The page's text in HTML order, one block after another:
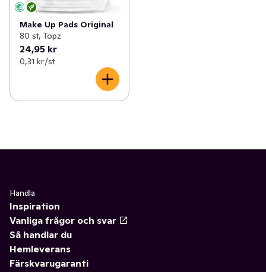
Make Up Pads Original
80 st, Topz
24,95 kr
0,31 kr /st
Handla
Inspiration
Vanliga frågor och svar
Så handlar du
Hemleverans
Färskvarugaranti